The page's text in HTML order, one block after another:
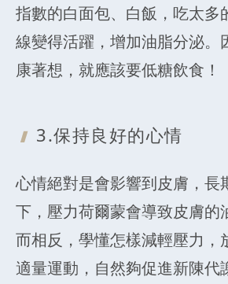
指數的白面包、白飯，吃太多
線變得活躍，增加油脂分泌。
康著想，就應該要低糖飲食！
3.保持良好的心情
心情絕對是會影響到皮膚，長
下，壓力荷爾蒙會導致皮膚的
而相反，學懂怎樣減輕壓力，
適量運動，自然夠促進新陳代